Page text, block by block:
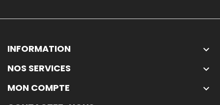
INFORMATION 
NOS SERVICES 
MON COMPTE 